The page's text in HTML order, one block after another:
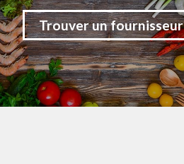
Trouver un fournisseur